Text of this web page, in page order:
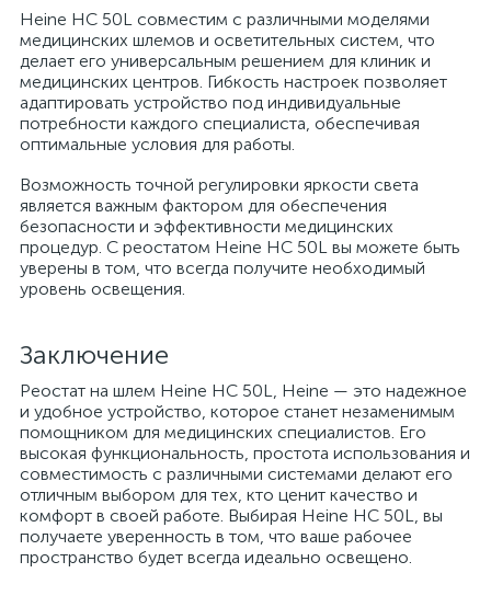
Heine HC 50L совместим с различными моделями
медицинских шлемов и осветительных систем, что
делает его универсальным решением для клиник и
медицинских центров. Гибкость настроек позволяет
адаптировать устройство под индивидуальные
потребности каждого специалиста, обеспечивая
оптимальные условия для работы.
Возможность точной регулировки яркости света
является важным фактором для обеспечения
безопасности и эффективности медицинских
процедур. С реостатом Heine HC 50L вы можете быть
уверены в том, что всегда получите необходимый
уровень освещения.
Заключение
Реостат на шлем Heine HC 50L, Heine — это надежное
и удобное устройство, которое станет незаменимым
помощником для медицинских специалистов. Его
высокая функциональность, простота использования и
совместимость с различными системами делают его
отличным выбором для тех, кто ценит качество и
комфорт в своей работе. Выбирая Heine HC 50L, вы
получаете уверенность в том, что ваше рабочее
пространство будет всегда идеально освещено.